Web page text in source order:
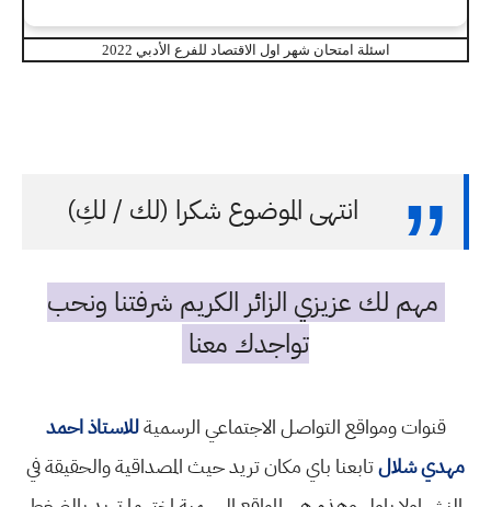
اسئلة امتحان شهر اول الاقتصاد للفرع الأدبي 2022
انتهى الموضوع شكرا (لك / لكِ)
مهم لك عزيزي الزائر الكريم شرفتنا ونحب
تواجدك معنا
قنوات ومواقع التواصل الاجتماعي الرسميةللاستاذ احمد
مهدي شلالتابعنا باي مكان تريد حيث المصداقية والحقيقة في